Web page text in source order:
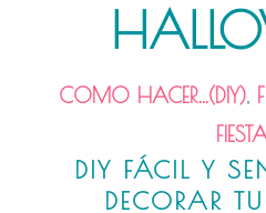
COMO HACER...(DIY),
DIY FÁCIL Y
DECORAR